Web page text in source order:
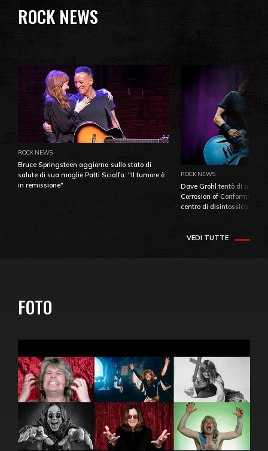
ROCK NEWS
ROCK NEWS
Bruce Springsteen aggiorna sullo stato di
salute di sua moglie Patti Scialfa: "Il tumore è
in remissione"
ROCK NEWS
Dave Grohl tentò di
Corrosion of Conformity
centro di
VEDI TUTTE
FOTO